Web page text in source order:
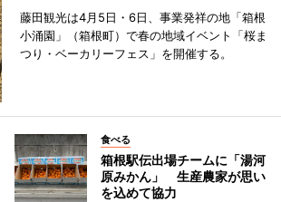
藤田観光は4月5日・6日、事業発祥の地「箱根
小涌園」（箱根町）で春の地域イベント「桜ま
つり・ベーカリーフェス」を開催する。
食べる
箱根駅伝出場チームに「湯河
原みかん」 生産農家が思い
を込めて協力